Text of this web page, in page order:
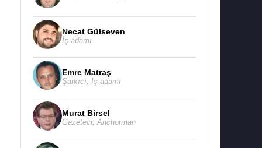
Necat Gülseven
İş adamı
Emre Matraş
Şarkıcı İş adamı
Murat Birsel
Gazeteci, Anchorman